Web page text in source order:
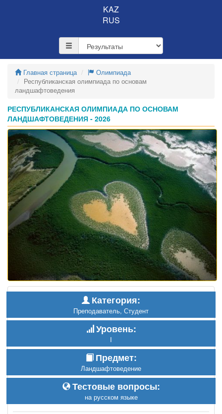
KAZ
RUS
Главная страница
Олимпиада
Республиканская олимпиада по основам
ландшафтоведения
РЕСПУБЛИКАНСКАЯ ОЛИМПИАДА ПО ОСНОВАМ
ЛАНДШАФТОВЕДЕНИЯ - 2026
Категория:
Преподаватель, Студент
Уровень:
I
Предмет:
Ландшафтоведение
Тестовые вопросы:
на русском языке